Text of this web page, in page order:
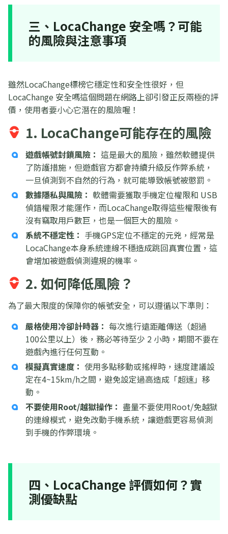
三、LocaChange 安全嗎？可能
的風險與注意事項
雖然LocaChange標榜它穩定性和安全性很好，但
LocaChange 安全嗎這個問題在網路上卻引發正反兩極的評
價，使用者要小心它潛在的風險喔！
1. LocaChange可能存在的風險
遊戲帳號封鎖風險： 這是最大的風險，雖然軟體提供
了防護措施，但遊戲官方都會持續升級反作弊系統，
一旦偵測到不自然的行為，就可能導致帳號被懲罰。
數據隱私與風險： 軟體需要獲取手機定位權限和 USB
偵錯權限才能運作，而LocaChange取得這些權限後有
沒有竊取用戶數巨，也是一個巨大的風險。
系統不穩定性： 手機GPS定位不穩定的元兇，經常是
LocaChange本身系統連線不穩造成跳回真實位置，這
會增加被遊戲偵測違規的機率。
2. 如何降低風險？
為了最大限度的保障你的帳號安全，可以遵循以下準則：
嚴格使用冷卻計時器： 每次進行遠距離傳送（超過
100公里以上）後，務必等待至少 2 小時，期間不要在
遊戲內進行任何互動。
模擬真實速度： 使用多點移動或搖桿時，速度建議設
定在4~15km/h之間，避免設定過高造成「超速」移
動。
不要使用Root/越獄操作： 盡量不要使用Root/免越獄
的連線模式，避免改動手機系統，讓遊戲更容易偵測
到手機的作弊環境。
四、LocaChange 評價如何？實
測優缺點